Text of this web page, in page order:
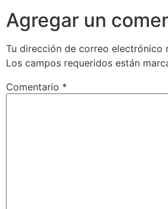
Agregar un
Tu dirección de correo electrónico
Los campos requeridos están
Comentario *